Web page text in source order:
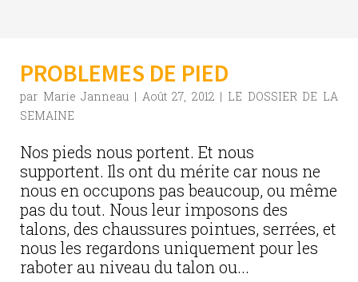
PROBLEMES DE PIED
par Marie Janneau | Août 27, 2012 | LE DOSSIER DE LA
SEMAINE
Nos pieds nous portent. Et nous
supportent. Ils ont du mérite car nous ne
nous en occupons pas beaucoup, ou même
pas du tout. Nous leur imposons des
talons, des chaussures pointues, serrées, et
nous les regardons uniquement pour les
raboter au niveau du talon ou...